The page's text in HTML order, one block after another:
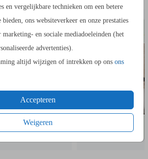
en vergelijkbare technieken om een betere
ons websiteverkeer en onze prestaties
marketing- en sociale mediadoeleinden (het
advertenties).
altijd wijzigen of intrekken op ons ons
Accepteren
Weigeren